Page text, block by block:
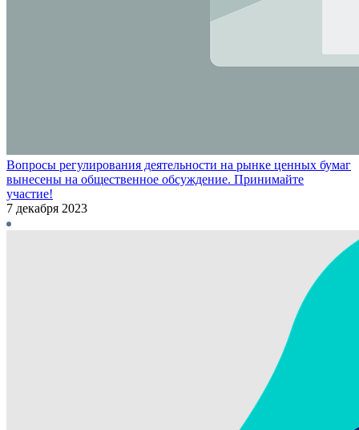
Вопросы регулирования деятельности на рынке ценных бумаг
вынесены на общественное обсуждение. Принимайте
участие!
7 декабря 2023